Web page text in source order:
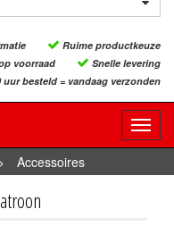
Ruime productkeuze
voorraad
Snelle levering
uur besteld = vandaag verzonden
Accessoires
3600 vouwfilterpatroon